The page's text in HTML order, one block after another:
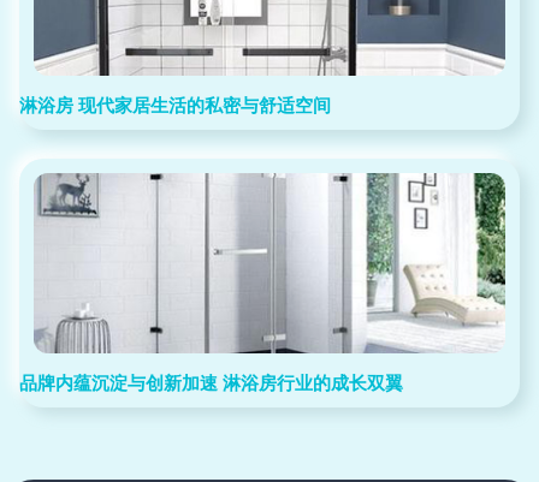
淋浴房 现代家居生活的私密与舒适空间
品牌内蕴沉淀与创新加速 淋浴房行业的成长双翼